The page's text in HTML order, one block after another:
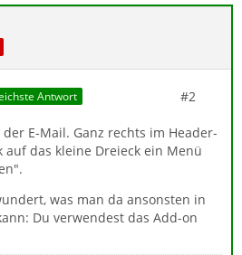
Antwort #2
E-Mail. Ganz rechts im Header-
auf das kleine Dreieck ein Menü
was man da ansonsten in
Du verwendest das Add-on